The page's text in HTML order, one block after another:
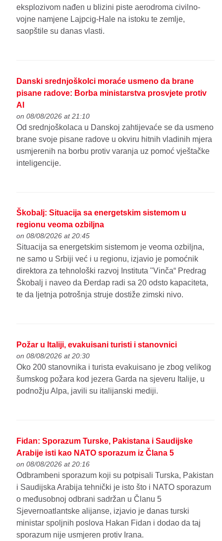
eksplozivom nađen u blizini piste aerodroma civilno-
vojne namjene Lajpcig-Hale na istoku te zemlje,
saopštile su danas vlasti.
Danski srednjoškolci moraće usmeno da brane
pisane radove: Borba ministarstva prosvjete protiv
AI
on 08/08/2026 at 21:10
Od srednjoškolaca u Danskoj zahtijevaće se da usmeno
brane svoje pisane radove u okviru hitnih vladinih mjera
usmjerenih na borbu protiv varanja uz pomoć vještačke
inteligencije.
Škobalj: Situacija sa energetskim sistemom u
regionu veoma ozbiljna
on 08/08/2026 at 20:45
Situacija sa energetskim sistemom je veoma ozbiljna,
ne samo u Srbiji već i u regionu, izjavio je pomoćnik
direktora za tehnološki razvoj Instituta "Vinča“ Predrag
Škobalj i naveo da Đerdap radi sa 20 odsto kapaciteta,
te da ljetnja potrošnja struje dostiže zimski nivo.
Požar u Italiji, evakuisani turisti i stanovnici
on 08/08/2026 at 20:30
Oko 200 stanovnika i turista evakuisano je zbog velikog
šumskog požara kod jezera Garda na sjeveru Italije, u
podnožju Alpa, javili su italijanski mediji.
Fidan: Sporazum Turske, Pakistana i Saudijske
Arabije isti kao NATO sporazum iz Člana 5
on 08/08/2026 at 20:16
Odbrambeni sporazum koji su potpisali Turska, Pakistan
i Saudijska Arabija tehnički je isto što i NATO sporazum
o međusobnoj odbrani sadržan u Članu 5
Sjevernoatlantske alijanse, izjavio je danas turski
ministar spoljnih poslova Hakan Fidan i dodao da taj
sporazum nije usmjeren protiv Irana.